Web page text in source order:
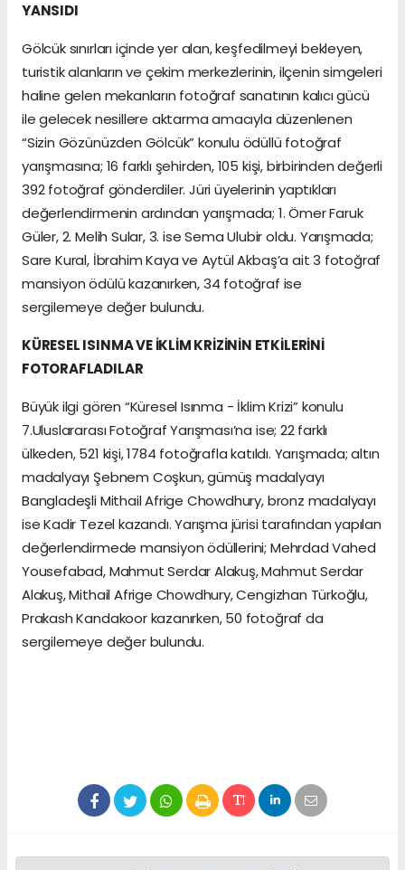
YANSIDI
Gölcük sınırları içinde yer alan, keşfedilmeyi bekleyen,
turistik alanların ve çekim merkezlerinin, ilçenin simgeleri
haline gelen mekanların fotoğraf sanatının kalıcı gücü
ile gelecek nesillere aktarma amacıyla düzenlenen
“Sizin Gözünüzden Gölcük” konulu ödüllü fotoğraf
yarışmasına; 16 farklı şehirden, 105 kişi, birbirinden değerli
392 fotoğraf gönderdiler. Jüri üyelerinin yaptıkları
değerlendirmenin ardından yarışmada; 1. Ömer Faruk
Güler, 2. Melih Sular, 3. ise Sema Ulubir oldu. Yarışmada;
Sare Kural, İbrahim Kaya ve Aytül Akbaş’a ait 3 fotoğraf
mansiyon ödülü kazanırken, 34 fotoğraf ise
sergilemeye değer bulundu.
KÜRESEL ISINMA VE İKLİM KRİZİNİN ETKİLERİNİ
FOTORAFLADILAR
Büyük ilgi gören “Küresel Isınma - İklim Krizi” konulu
7.Uluslararası Fotoğraf Yarışması’na ise; 22 farklı
ülkeden, 521 kişi, 1784 fotoğrafla katıldı. Yarışmada; altın
madalyayı Şebnem Coşkun, gümüş madalyayı
Bangladeşli Mithail Afrige Chowdhury, bronz madalyayı
ise Kadir Tezel kazandı. Yarışma jürisi tarafından yapılan
değerlendirmede mansiyon ödüllerini; Mehrdad Vahed
Yousefabad, Mahmut Serdar Alakuş, Mahmut Serdar
Alakuş, Mithail Afrige Chowdhury, Cengizhan Türkoğlu,
Prakash Kandakoor kazanırken, 50 fotoğraf da
sergilemeye değer bulundu.